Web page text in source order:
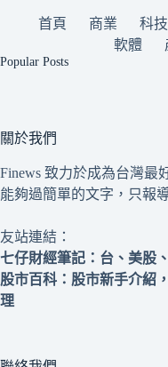
首頁 商業 科技
軟體
Popular Posts
關於我們
Finews 致力於成為台灣最
能夠過簡單的文字，只報
友站連結：
七仔財經筆記 ：台、美股
股市百科 ：股市新手介紹
理